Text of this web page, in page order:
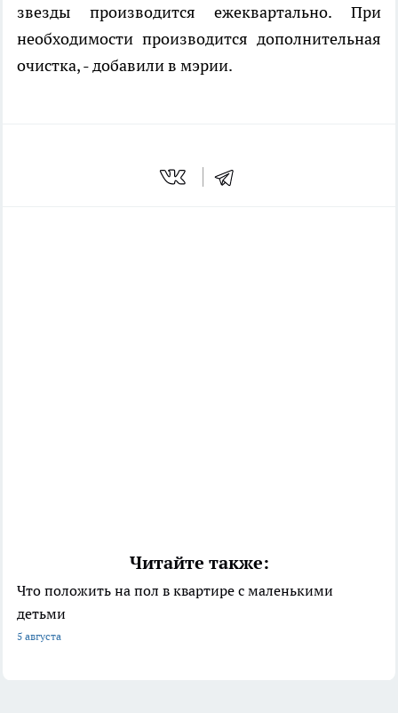
звезды производится ежеквартально. При
необходимости производится дополнительная
очистка, - добавили в мэрии.
Читайте также:
Что положить на пол в квартире с маленькими
детьми
5 августа